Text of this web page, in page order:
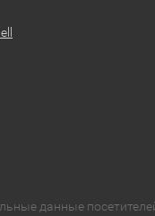
данные